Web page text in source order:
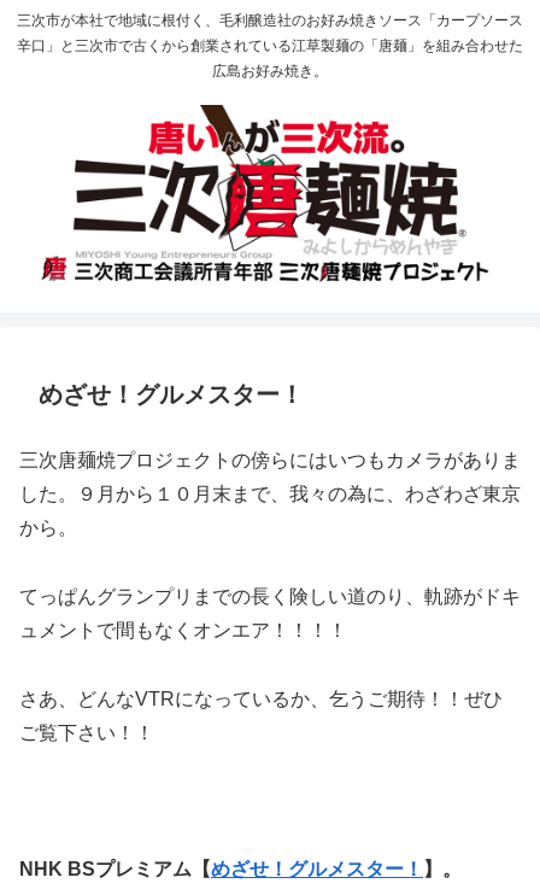
三次市が本社で地域に根付く、毛利醸造社のお好み焼きソース「カープソース
辛口」と三次市で古くから創業されている江草製麺の「唐麺」を組み合わせた
広島お好み焼き。
めざせ！グルメスター！
三次唐麺焼プロジェクトの傍らにはいつもカメラがありま
した。９月から１０月末まで、我々の為に、わざわざ東京
から。
てっぱんグランプリまでの長く険しい道のり、軌跡がドキ
ュメントで間もなくオンエア！！！！
さあ、どんなVTRになっているか、乞うご期待！！ぜひ
ご覧下さい！！
NHK BSプレミアム【めざせ！グルメスター！ 】。